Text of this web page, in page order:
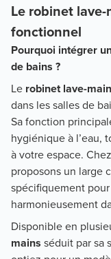
Le robinet
fonctionnel
Pourquoi intégrer
de bains ?
Le robinet lave-
dans les salles de
Sa fonction
hygiénique à l’eau,
à votre espace.
proposons un large
spécifiquement
harmonieusement
Disponible en
mains séduit par sa